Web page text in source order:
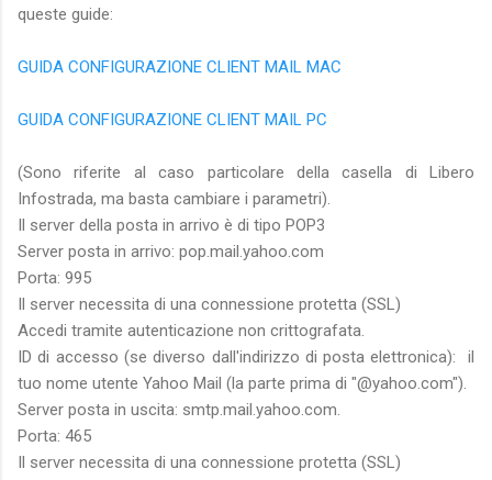
queste guide:
GUIDA CONFIGURAZIONE CLIENT MAIL MAC
GUIDA CONFIGURAZIONE CLIENT MAIL PC
(Sono riferite al caso particolare della casella di Libero
Infostrada, ma basta cambiare i parametri).
Il server della posta in arrivo è di tipo POP3
Server posta in arrivo: pop.mail.yahoo.com
Porta: 995
Il server necessita di una connessione protetta (SSL)
Accedi tramite autenticazione non crittografata.
ID di accesso (se diverso dall'indirizzo di posta elettronica): il
tuo nome utente Yahoo Mail (la parte prima di "@yahoo.com").
Server posta in uscita: smtp.mail.yahoo.com.
Porta: 465
Il server necessita di una connessione protetta (SSL)